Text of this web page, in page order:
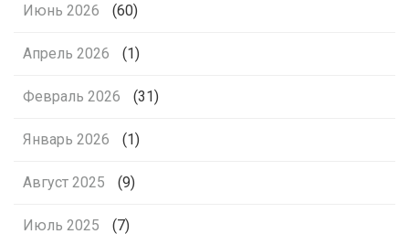
Июнь 2026 (60)
Апрель 2026 (1)
Февраль 2026 (31)
Январь 2026 (1)
Август 2025 (9)
Июль 2025 (7)